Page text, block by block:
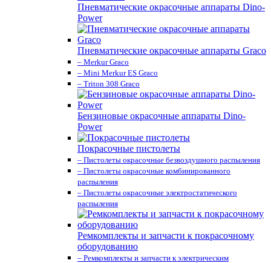
Пневматические окрасочные аппараты Dino-
Power
Пневматические окрасочные аппараты Graco
– Merkur Graco
– Mini Merkur ES Graco
– Triton 308 Graco
Бензиновые окрасочные аппараты Dino-
Power
Покрасочные пистолеты
– Пистолеты окрасочные безвоздушного распыления
– Пистолеты окрасочные комбинированного
распыления
– Пистолеты окрасочные электростатического
распыления
Ремкомплекты и запчасти к покрасочному
оборудованию
– Ремкомплекты и запчасти к электрическим